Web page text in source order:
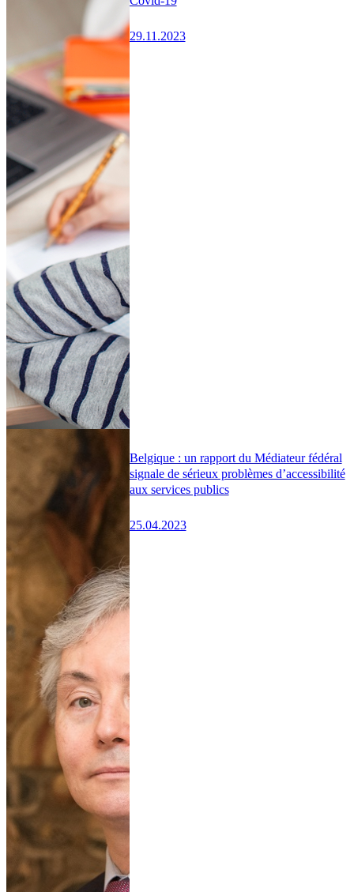
29.11.2023
Belgique : un rapport du Médiateur fédéral
signale de sérieux problèmes d’accessibilité
aux services publics
25.04.2023